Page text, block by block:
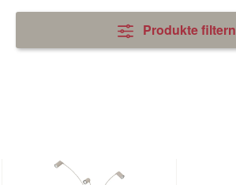
Produkte filtern